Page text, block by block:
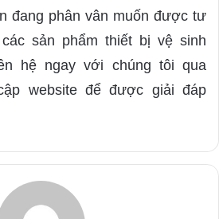
đang phân vân muốn được tư
sản phẩm thiết bị vệ sinh
hệ ngay với chúng tôi qua
website để được giải đáp